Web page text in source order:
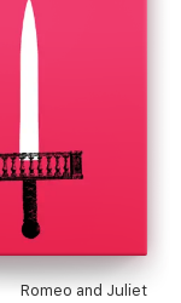
Romeo and Juliet